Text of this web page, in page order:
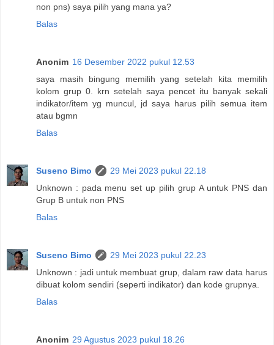
non pns) saya pilih yang mana ya?
Balas
Anonim 16 Desember 2022 pukul 12.53
saya masih bingung memilih yang setelah kita memilih
kolom grup 0. krn setelah saya pencet itu banyak sekali
indikator/item yg muncul, jd saya harus pilih semua item
atau bgmn
Balas
Suseno Bimo
29 Mei 2023 pukul 22.18
Unknown : pada menu set up pilih grup A untuk PNS dan
Grup B untuk non PNS
Balas
Suseno Bimo
29 Mei 2023 pukul 22.23
Unknown : jadi untuk membuat grup, dalam raw data harus
dibuat kolom sendiri (seperti indikator) dan kode grupnya.
Balas
Anonim 29 Agustus 2023 pukul 18.26